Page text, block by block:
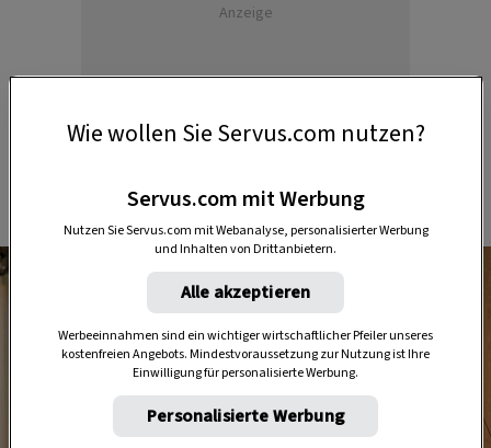
Anzeige
Wie wollen Sie Servus.com nutzen?
Servus.com mit Werbung
Nutzen Sie Servus.com mit Webanalyse, personalisierter Werbung
und Inhalten von Drittanbietern.
Alle akzeptieren
Werbeeinnahmen sind ein wichtiger wirtschaftlicher Pfeiler unseres
kostenfreien Angebots. Mindestvoraussetzung zur Nutzung ist Ihre
Einwilligung für personalisierte Werbung.
Personalisierte Werbung